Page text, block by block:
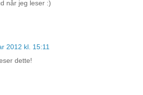
når jeg leser :)
2012 kl. 15:11
dette!